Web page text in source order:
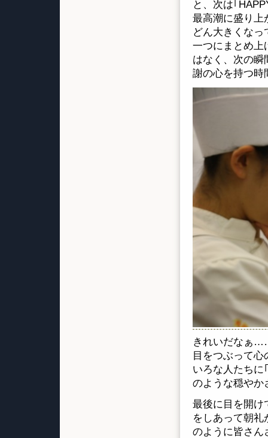
と、次は｢
最高潮に盛り上
どん大きくな
一つにまとめ上
はなく、次の瞬
謝の心を持つ時
きれいだなぁ
目をつぶって
いろな人たちに
のような穏やか
最後に目を開け
をしあって朝
のように皆さん